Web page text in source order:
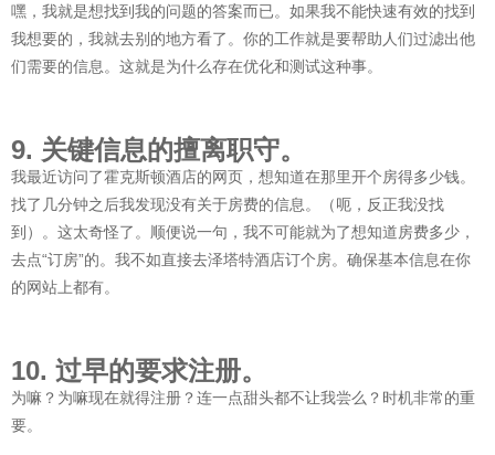
嘿，我就是想找到我的问题的答案而已。如果我不能快速有效的找到
我想要的，我就去别的地方看了。你的工作就是要帮助人们过滤出他
们需要的信息。这就是为什么存在优化和测试这种事。
9. 关键信息的擅离职守。
我最近访问了霍克斯顿酒店的网页，想知道在那里开个房得多少钱。
找了几分钟之后我发现没有关于房费的信息。（呃，反正我没找
到）。这太奇怪了。顺便说一句，我不可能就为了想知道房费多少，
去点“订房”的。我不如直接去泽塔特酒店订个房。确保基本信息在你
的网站上都有。
10. 过早的要求注册。
为嘛？为嘛现在就得注册？连一点甜头都不让我尝么？时机非常的重
要。